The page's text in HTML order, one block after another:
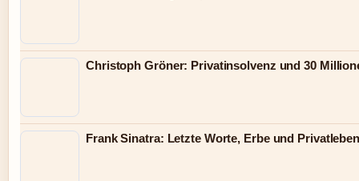
Christoph Gröner: Privatinsolvenz und 30
Frank Sinatra: Letzte Worte, Erbe und